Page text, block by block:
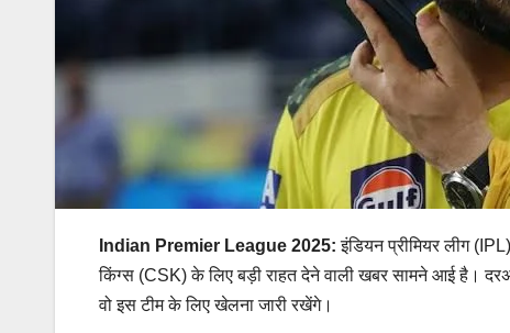
Indian Premier League 2025: इंडियन प्रीमियर लीग
किंग्स (CSK) के लिए बड़ी राहत देने वाली खबर सामने आई है।
वो इस टीम के लिए खेलना जारी रखेंगे।